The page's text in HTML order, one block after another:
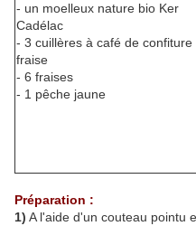
- un moelleux nature bio Ker
Cadélac
- 3 cuillères à café de confiture
fraise
- 6 fraises
- 1 pêche jaune
Préparation :
1) A l'aide d'un couteau pointu